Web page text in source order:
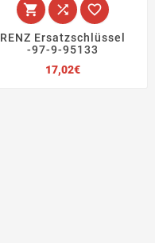
  
RENZ Ersatzschlüssel
-97-9-95133
17,02€Preis